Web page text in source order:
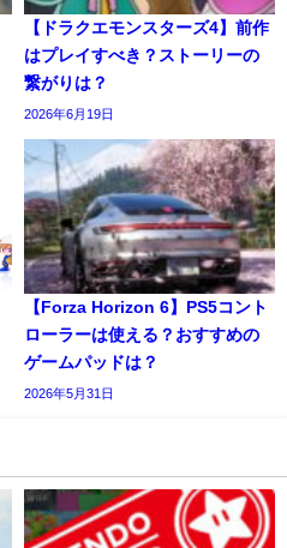
【ドラクエモンスターズ4】前作
はプレイすべき？ストーリーの
繋がりは？
2026年6月19日
【Forza Horizon 6】PS5コント
ローラーは使える？おすすめの
ゲームパッドは？
2026年5月31日